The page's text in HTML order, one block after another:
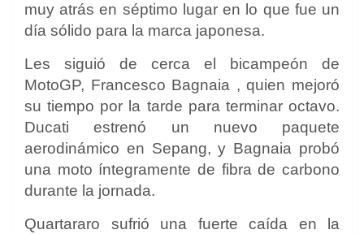
muy atrás en séptimo lugar en lo que fue un
día sólido para la marca japonesa.
Les siguió de cerca el bicampeón de
MotoGP, Francesco Bagnaia , quien mejoró
su tiempo por la tarde para terminar octavo.
Ducati estrenó un nuevo paquete
aerodinámico en Sepang, y Bagnaia probó
una moto íntegramente de fibra de carbono
durante la jornada.
Quartararo sufrió una fuerte caída en la